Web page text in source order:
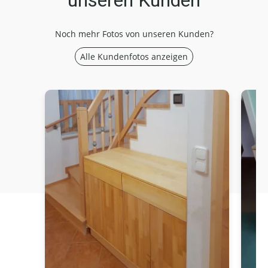
Noch mehr Fotos von unseren Kunden?
Alle Kundenfotos anzeigen